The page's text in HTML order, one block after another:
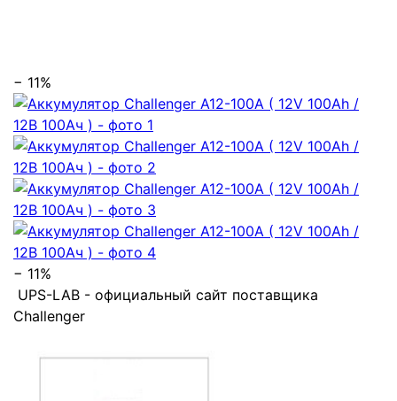
− 11%
− 11%
UPS-LAB - официальный сайт поставщика
Challenger